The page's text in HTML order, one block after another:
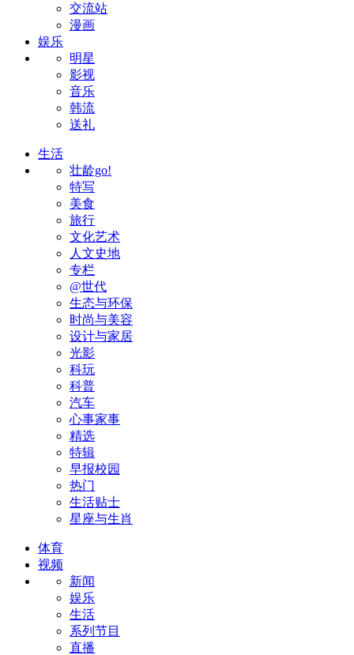
交流站
漫画
娱乐
明星
影视
音乐
韩流
送礼
生活
壮龄go!
特写
美食
旅行
文化艺术
人文史地
专栏
@世代
生态与环保
时尚与美容
设计与家居
光影
科玩
科普
汽车
心事家事
精选
特辑
早报校园
热门
生活贴士
星座与生肖
体育
视频
新闻
娱乐
生活
系列节目
直播